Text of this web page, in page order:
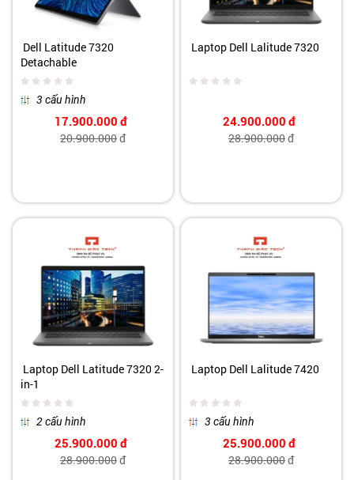
Dell Latitude 7320
Detachable
3 cấu hình
17.900.000 đ
20.900.000đ
Laptop Dell Lalitude 7320
24.900.000 đ
28.900.000đ
Laptop Dell Latitude 7320 2-
in-1
2 cấu hình
25.900.000 đ
28.900.000đ
Laptop Dell Lalitude 7420
3 cấu hình
25.900.000 đ
28.900.000đ